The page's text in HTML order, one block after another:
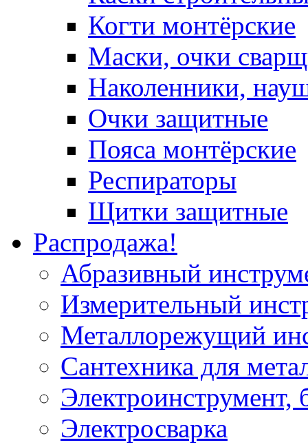
Когти монтёрские
Маски, очки
Наколенники,
Очки защитные
Пояса монтёрские
Респираторы
Щитки защитные
Распродажа!
Абразивный
Измерительный
Металлорежущий
Сантехника для
Электроинструмент,
Электросварка